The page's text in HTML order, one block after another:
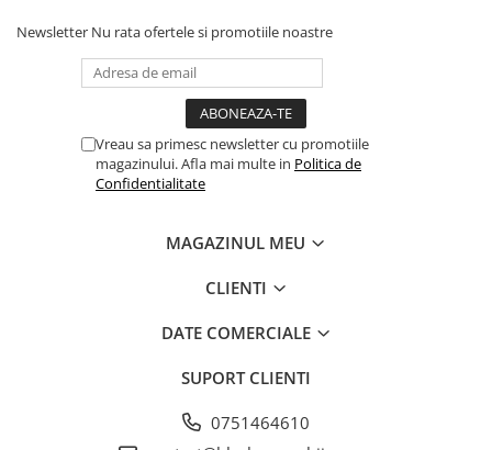
Newsletter Nu rata ofertele si promotiile noastre
Vreau sa primesc newsletter cu promotiile
magazinului. Afla mai multe in Politica de
Confidentialitate
MAGAZINUL MEU
CLIENTI
DATE COMERCIALE
SUPORT CLIENTI
0751464610